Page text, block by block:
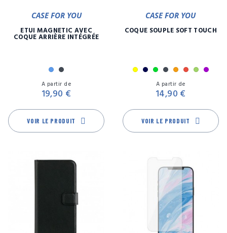
CASE FOR YOU
ETUI MAGNETIC AVEC
COQUE ARRIÈRE INTÉGRÉE
BleuNoir
A partir de
19,90 €
VOIR LE PRODUIT
CASE FOR YOU
COQUE SOUPLE SOFT TOUCH
JauneMarine
Menthe
NoirOrange
Rouge
VertViolet
A partir de
14,90 €
VOIR LE PRODUIT